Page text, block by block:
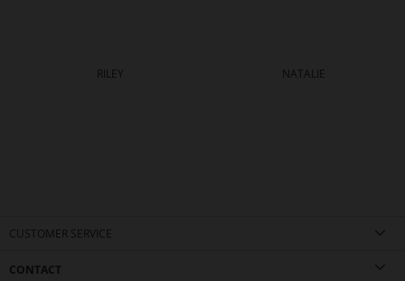
RILEY NATALIE
CUSTOMER SERVICE
CONTACT